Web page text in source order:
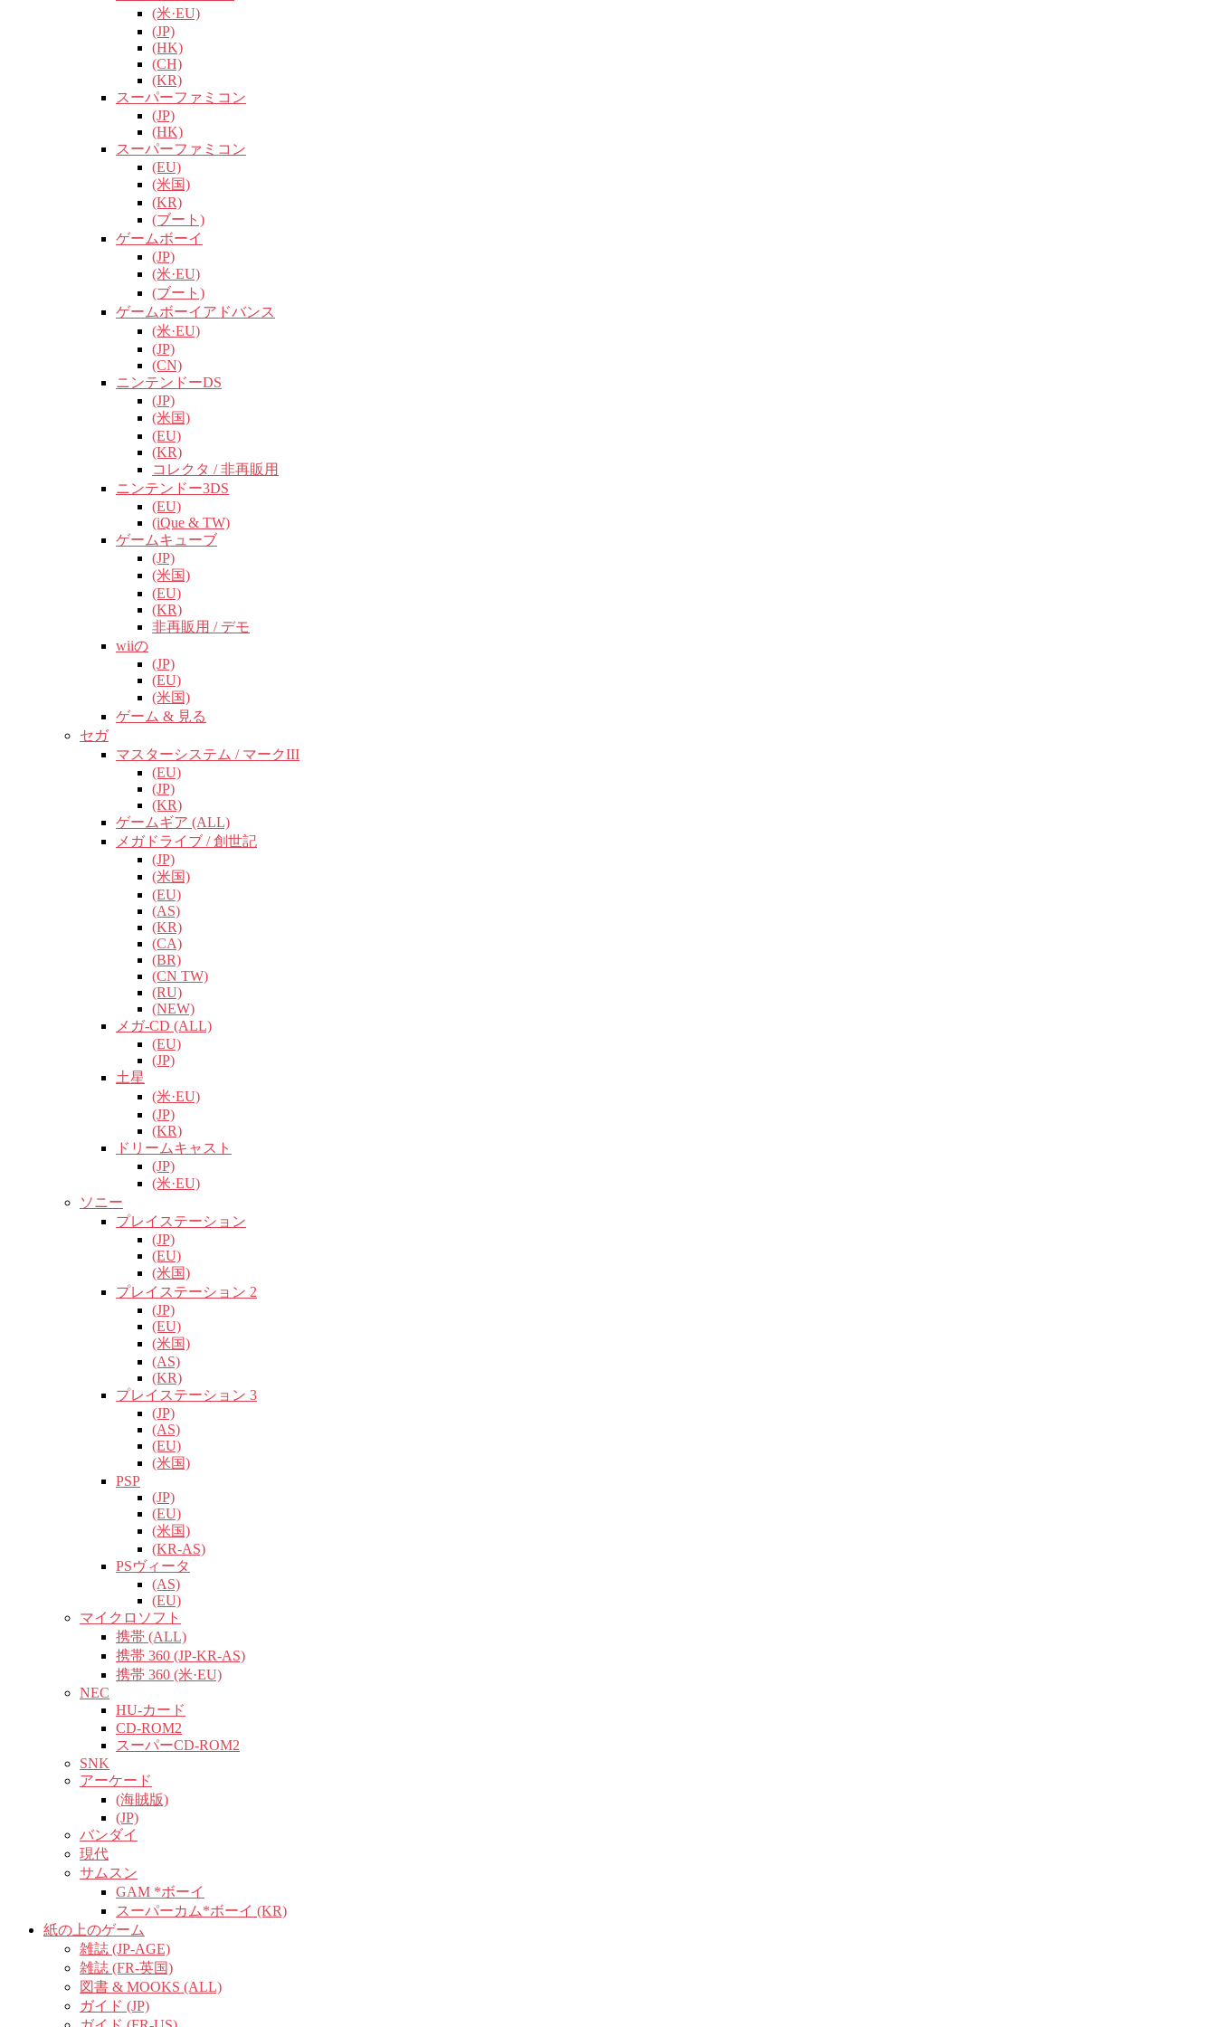
(米·EU)
(JP)
(HK)
(CH)
(KR)
スーパーファミコン
(JP)
(HK)
スーパーファミコン
(EU)
(米国)
(KR)
(ブート)
ゲームボーイ
(JP)
(米·EU)
(ブート)
ゲームボーイアドバンス
(米·EU)
(JP)
(CN)
ニンテンドーDS
(JP)
(米国)
(EU)
(KR)
コレクタ / 非再販用
ニンテンドー3DS
(EU)
(iQue & TW)
ゲームキューブ
(JP)
(米国)
(EU)
(KR)
非再販用 / デモ
wiiの
(JP)
(EU)
(米国)
ゲーム & 見る
セガ
マスターシステム / マークIII
(EU)
(JP)
(KR)
ゲームギア (ALL)
メガドライブ / 創世記
(JP)
(米国)
(EU)
(AS)
(KR)
(CA)
(BR)
(CN TW)
(RU)
(NEW)
メガ-CD (ALL)
(EU)
(JP)
土星
(米·EU)
(JP)
(KR)
ドリームキャスト
(JP)
(米·EU)
ソニー
プレイステーション
(JP)
(EU)
(米国)
プレイステーション 2
(JP)
(EU)
(米国)
(AS)
(KR)
プレイステーション 3
(JP)
(AS)
(EU)
(米国)
PSP
(JP)
(EU)
(米国)
(KR-AS)
PSヴィータ
(AS)
(EU)
マイクロソフト
携帯 (ALL)
携帯 360 (JP-KR-AS)
携帯 360 (米·EU)
NEC
HU-カード
CD-ROM2
スーパーCD-ROM2
SNK
アーケード
(海賊版)
(JP)
バンダイ
現代
サムスン
GAM *ボーイ
スーパーカム*ボーイ (KR)
紙の上のゲーム
雑誌 (JP-AGE)
雑誌 (FR-英国)
図書 & MOOKS (ALL)
ガイド (JP)